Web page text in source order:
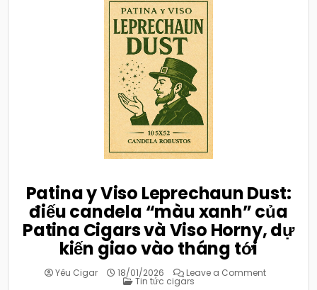
Patina y Viso Leprechaun Dust:
điếu candela “màu xanh” của
Patina Cigars và Viso Horny, dự
kiến giao vào tháng tới
Yêu Cigar 18/01/2026 Leave a Commenton
Posted
Tin tức cigars